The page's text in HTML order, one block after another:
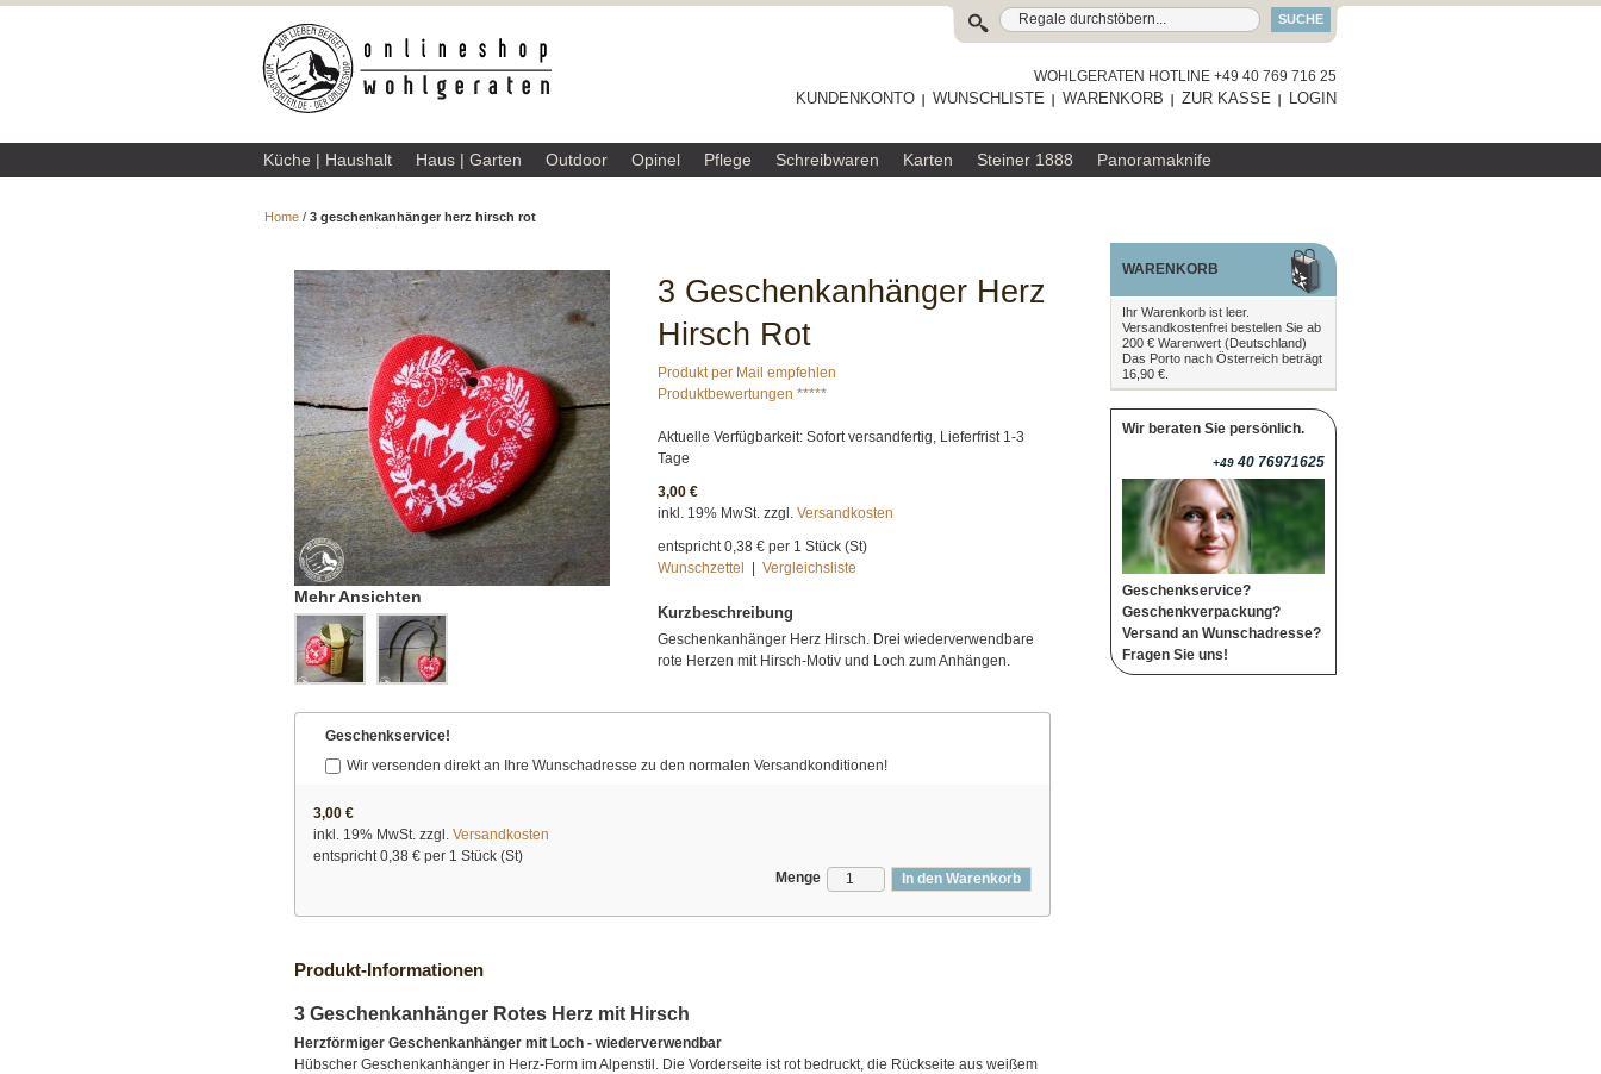
SUCHE
WOHLGERATEN HOTLINE +49 40 769 716 25
KUNDENKONTO WUNSCHLISTE WARENKORB ZUR KASSE LOGIN
Küche | Haushalt Haus | Garten Outdoor Opinel Pflege Schreibwaren Karten Steiner 1888 Panoramaknife
Home / 3 geschenkanhänger herz hirsch rot
3 Geschenkanhänger Herz
Hirsch Rot
Produkt per Mail empfehlen
Produktbewertungen *****
Aktuelle Verfügbarkeit: Sofort versandfertig, Lieferfrist 1-3
Tage
3,00 €
inkl. 19% MwSt. zzgl. Versandkosten
entspricht0,38 € per 1 Stück (St)
Wunschzettel
Vergleichsliste
Kurzbeschreibung
Geschenkanhänger Herz Hirsch. Drei wiederverwendbare
rote Herzen mit Hirsch-Motiv und Loch zum Anhängen.
Mehr Ansichten
Geschenkservice!
Wir versenden direkt an Ihre Wunschadresse zu den normalen Versandkonditionen!
3,00 €
inkl. 19% MwSt. zzgl. Versandkosten
entspricht0,38 € per 1 Stück (St)
Menge
In den Warenkorb
Produkt-Informationen
3 Geschenkanhänger Rotes Herz mit Hirsch
Herzförmiger Geschenkanhänger mit Loch - wiederverwendbar
Hübscher Geschenkanhänger in Herz-Form im Alpenstil. Die Vorderseite ist rot bedruckt, die Rückseite aus weißem
WARENKORB
Ihr Warenkorb ist leer.
Versandkostenfrei bestellen Sie ab
200 € Warenwert (Deutschland)
Das Porto nach Österreich beträgt
16,90 €.
Wir beraten Sie persönlich.
+49 40 76971625
Geschenkservice?
Geschenkverpackung?
Versand an Wunschadresse?
Fragen Sie uns!